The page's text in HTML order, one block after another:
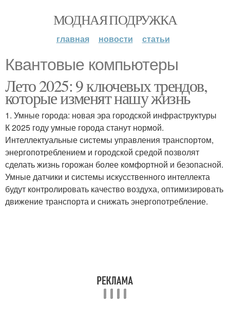
МОДНАЯ ПОДРУЖКА
главная новости статьи
Квантовые компьютеры
Лето 2025: 9 ключевых трендов,
которые изменят нашу жизнь
1. Умные города: новая эра городской инфраструктуры
К 2025 году умные города станут нормой.
Интеллектуальные системы управления транспортом,
энергопотреблением и городской средой позволят
сделать жизнь горожан более комфортной и безопасной.
Умные датчики и системы искусственного интеллекта
будут контролировать качество воздуха, оптимизировать
движение транспорта и снижать энергопотребление.